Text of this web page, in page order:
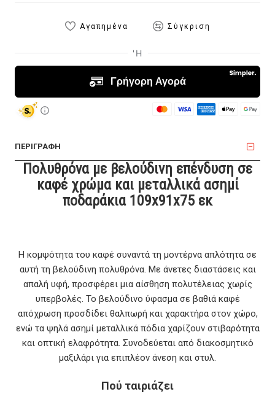
Αγαπημένα Σύγκριση
ΠΕΡΙΓΡΑΦΗ
Πολυθρόνα με βελούδινη επένδυση σε
καφέ χρώμα και μεταλλικά ασημί
ποδαράκια 109x91x75 εκ
Η κομψότητα του καφέ συναντά τη μοντέρνα απλότητα σε
αυτή τη βελούδινη πολυθρόνα. Με άνετες διαστάσεις και
απαλή υφή, προσφέρει μια αίσθηση πολυτέλειας χωρίς
υπερβολές. Το βελούδινο ύφασμα σε βαθιά καφέ
απόχρωση προσδίδει θαλπωρή και χαρακτήρα στον χώρο,
ενώ τα ψηλά ασημί μεταλλικά πόδια χαρίζουν στιβαρότητα
και οπτική ελαφρότητα. Συνοδεύεται από διακοσμητικό
μαξιλάρι για επιπλέον άνεση και στυλ.
Πού ταιριάζει